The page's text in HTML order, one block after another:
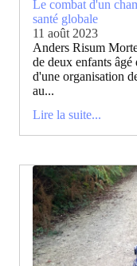
Le combat d'un
santé globale
11 août 2023
Anders Risum
de deux enfants
d'une organisation
au...
Lire la suite...